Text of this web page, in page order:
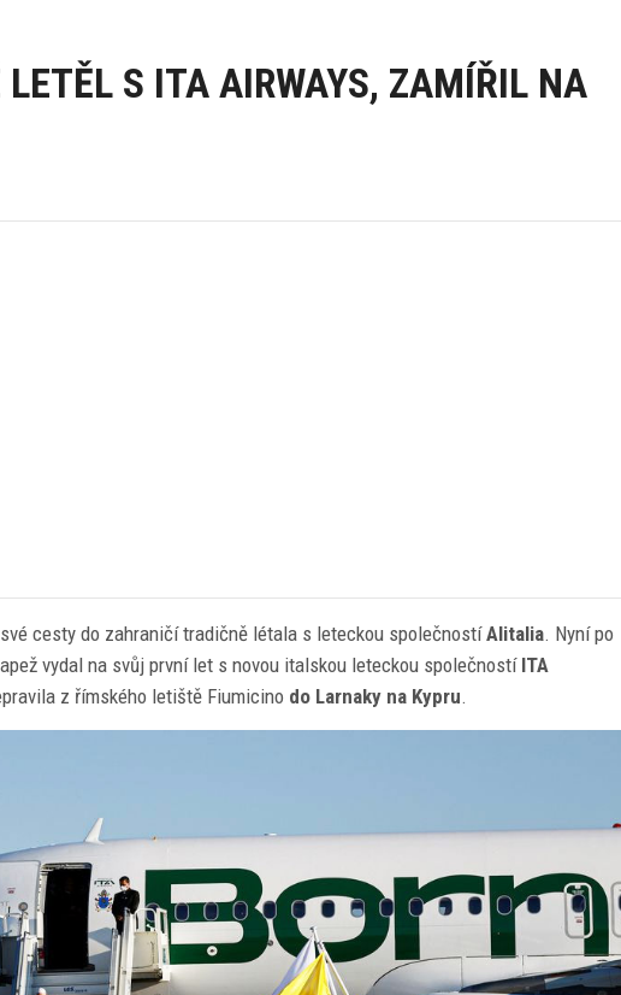
LETĚL S ITA AIRWAYS, ZAMÍŘIL NA
cesty do zahraničí tradičně létala s leteckou společnostíAlitalia. Nyní po
vydal na svůj první let s novou italskou leteckou společností ITA
z římského letiště Fiumicino do Larnaky na Kypru.